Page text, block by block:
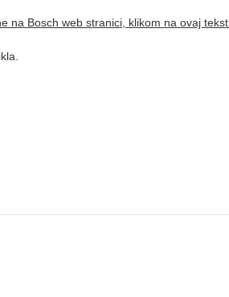
na Bosch web stranici, klikom na ovaj tekst.